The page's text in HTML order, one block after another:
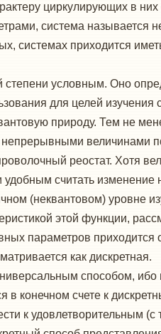
циркулирующих в них
система называется
системах приходится
условным. Оно
для целей изучения
природу. Тем не
величинами
реостат. Хотя
удобным считать
(неквантовом) уровне
этой функции,
параметров приходится
как дискретная.
способом,
конечном счете к
к удовлетворительным (с